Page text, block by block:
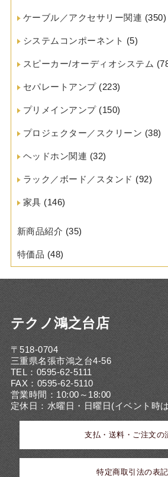
ケーブル／アクセサリー関連 (350)
システムコンポーネント (5)
スピーカー/オーディオシステム
セパレートアンプ(223)
プリメインアンプ(150)
プロジェクター／スクリーン (38)
ヘッドホン関連 (32)
ラック／ボード／スタンド (92)
家具 (146)
新商品紹介 (35)
特価品 (48)
テクノ鴻之台店
〒518-0704
三重県名張市鴻之台4-56
TEL：0595-62-5111
FAX：0595-62-5110
営業時間：10:00～18:00
定休日：水曜日・日曜日(イベント時
支払・送料・ご注文の
特定商取引法の表記